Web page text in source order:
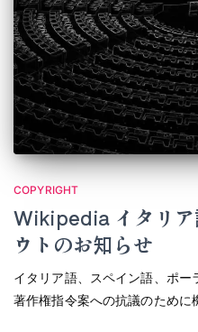
COPYRIGHT
Wikipedia イタリア
ウトのお知らせ
イタリア語、スペイン語、ポ
著作権指令案への抗議のために